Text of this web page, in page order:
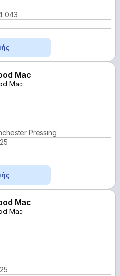
043
Mac
Mac
Pressing
Mac
Mac